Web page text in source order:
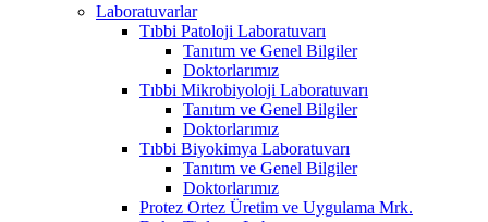
Laboratuvarlar
Tıbbi Patoloji Laboratuvarı
Tanıtım ve Genel Bilgiler
Doktorlarımız
Tıbbi Mikrobiyoloji Laboratuvarı
Tanıtım ve Genel Bilgiler
Doktorlarımız
Tıbbi Biyokimya Laboratuvarı
Tanıtım ve Genel Bilgiler
Doktorlarımız
Protez Ortez Üretim ve Uygulama Mrk.